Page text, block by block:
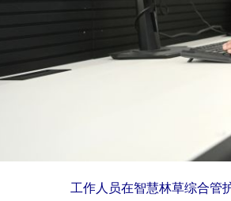
工作人员在智慧林草综合管